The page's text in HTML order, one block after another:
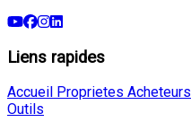
Liens rapides
Accueil Proprietes Acheteurs
Outils